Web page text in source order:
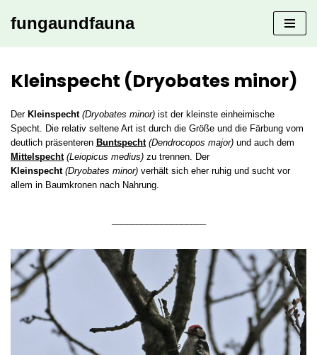
fungaundfauna
Kleinspecht (Dryobates minor)
Der Kleinspecht (Dryobates minor) ist der kleinste einheimische
Specht. Die relativ seltene Art ist durch die Größe und die Färbung vom
deutlich präsenteren Buntspecht (Dendrocopos major) und auch dem
Mittelspecht (Leiopicus medius) zu trennen. Der
Kleinspecht (Dryobates minor) verhält sich eher ruhig und sucht vor
allem in Baumkronen nach Nahrung.